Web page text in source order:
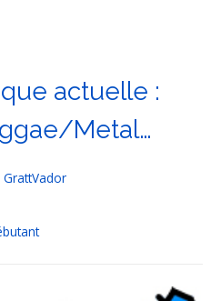
actuelle :
Metal…
GrattVador